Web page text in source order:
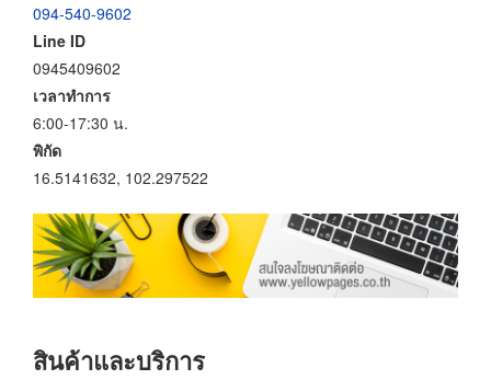
094-540-9602
Line ID
0945409602
เวลาทำการ
6:00-17:30 น.
พิกัด
16.5141632, 102.297522
สินค้าและบริการ